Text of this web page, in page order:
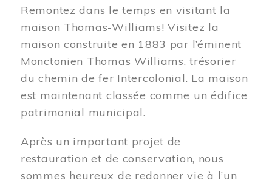
Remontez dans le temps en visitant la
maison Thomas-Williams! Visitez la
maison construite en 1883 par l’éminent
Monctonien Thomas Williams, trésorier
du chemin de fer Intercolonial. La maison
est maintenant classée comme un édifice
patrimonial municipal.
Après un important projet de
restauration et de conservation, nous
sommes heureux de redonner vie à l’un